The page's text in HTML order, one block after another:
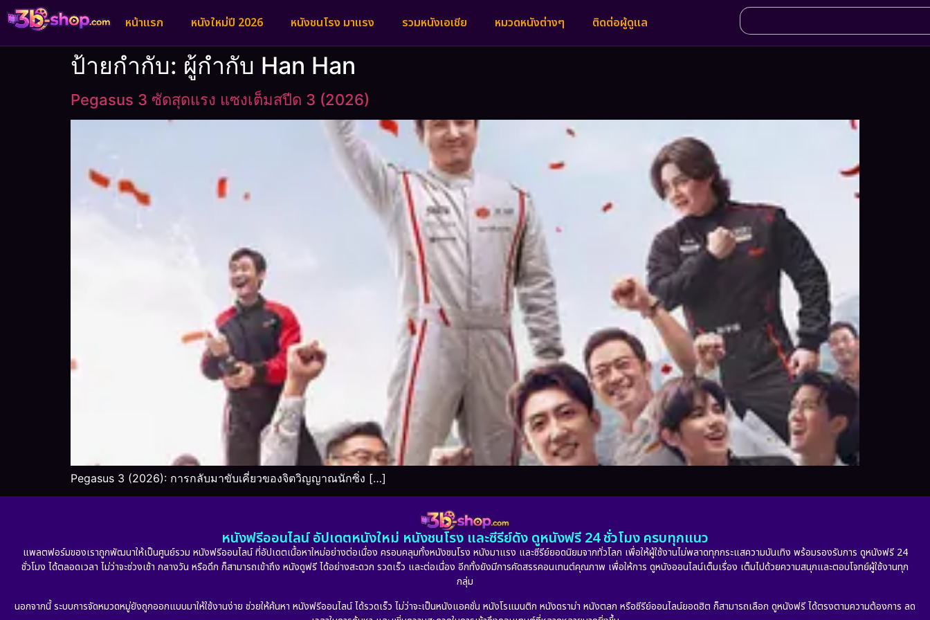
หน้าแรก หนังใหม่ปี 2026 หนังชนโรง มาแรง รวมหนังเอเชีย หมวดหนังต่างๆ ติดต่อผู้ดูแล
ป้ายกำกับ: ผู้กำกับ Han Han
Pegasus 3 ซัดสุดแรง แซงเต็มสปีด 3 (2026)
Pegasus 3 (2026): การกลับมาขับเคี่ยวของจิตวิญญาณนักซิ่ง […]
หนังฟรีออนไลน์ อัปเดตหนังใหม่ หนังชนโรง และซีรีย์ดัง ดูหนังฟรี 24 ชั่วโมง ครบทุกแนว
แพลตฟอร์มของเราถูกพัฒนาให้เป็นศูนย์รวม หนังฟรีออนไลน์ ที่อัปเดตเนื้อหาใหม่อย่างต่อเนื่อง ครอบคลุมทั้งหนังชนโรง หนังมาแรง และซีรีย์ยอดนิยมจากทั่วโลก เพื่อให้ผู้ใช้งานไม่พลาดทุกกระแสความบันเทิง พร้อมรองรับการ ดูหนังฟรี 24
ชั่วโมง ได้ตลอดเวลา ไม่ว่าจะช่วงเช้า กลางวัน หรือดึก ก็สามารถเข้าถึง หนังดูฟรี ได้อย่างสะดวก รวดเร็ว และต่อเนื่อง อีกทั้งยังมีการคัดสรรคอนเทนต์คุณภาพ เพื่อให้การ ดูหนังออนไลน์เต็มเรื่อง เต็มไปด้วยความสนุกและตอบโจทย์ผู้ใช้งานทุก
กลุ่ม
นอกจากนี้ ระบบการจัดหมวดหมู่ยังถูกออกแบบมาให้ใช้งานง่าย ช่วยให้ค้นหา หนังฟรีออนไลน์ ได้รวดเร็ว ไม่ว่าจะเป็นหนังแอคชั่น หนังโรแมนติก หนังดราม่า หนังตลก หรือซีรีย์ออนไลน์ยอดฮิต ก็สามารถเลือก ดูหนังฟรี ได้ตรงตามความต้องการ ลด